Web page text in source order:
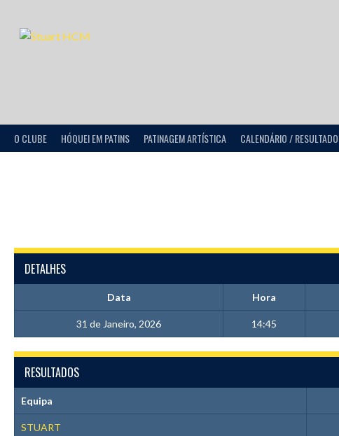
O CLUBE HÓQUEI EM PATINS PATINAGEM ARTÍSTICA CALENDÁRIO /
DETALHES
Data Hora
31 de Janeiro, 2026 14:45
RESULTADOS
Equipa
STUART